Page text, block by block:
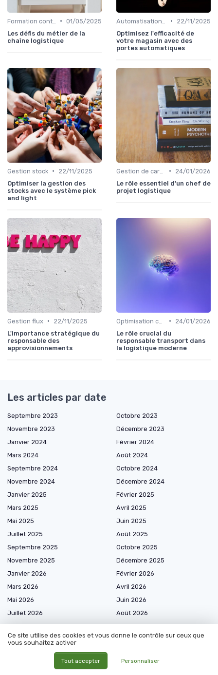
• 01/05/2025
Les défis du métier de la
chaîne logistique
•
22/11/2025
Optimisez l'efficacité de
votre magasin avec des
portes automatiques
Gestion stock •
22/11/2025
Optimiser la gestion des
stocks avec le système pick
and light
•
24/01/2026
Le rôle essentiel d'un chef de
projet logistique
Gestion flux •
22/11/2025
L'importance stratégique du
responsable des
approvisionnements
•
24/01/2026
Le rôle crucial du
responsable transport dans
la logistique moderne
Les articles par date
Septembre 2023
Octobre 2023
Novembre 2023
Décembre 2023
Janvier 2024
Février 2024
Mars 2024
Août 2024
Septembre 2024
Octobre 2024
Novembre 2024
Décembre 2024
Janvier 2025
Février 2025
Mars 2025
Avril 2025
Mai 2025
Juin 2025
Juillet 2025
Août 2025
Septembre 2025
Octobre 2025
Novembre 2025
Décembre 2025
Janvier 2026
Février 2026
Mars 2026
Avril 2026
Mai 2026
Juin 2026
Juillet 2026
Août 2026
Marketplace de prestataires
Ce site utilise des cookies et vous donne le contrôle sur ceux que
vous souhaitez activer
Tout accepter Personnaliser